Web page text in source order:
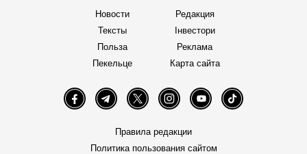
Новости
Тексты
Польза
Пекельце
Редакция
Інвестори
Реклама
Карта сайта
FacebookTelegramTwitter InstagramYouTube TikTok
Правила редакции
Политика пользования сайтом